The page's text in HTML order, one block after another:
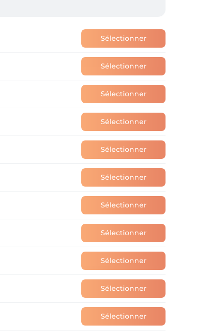
Sélectionner
Sélectionner
Sélectionner
Sélectionner
Sélectionner
Sélectionner
Sélectionner
Sélectionner
Sélectionner
Sélectionner
Sélectionner